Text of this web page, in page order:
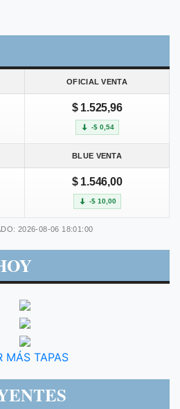
OFICIAL VENTA
$ 1.525,96
-$ 0,54
BLUE VENTA
$ 1.546,00
-$ 10,00
2026-08-06 18:01:00
MÁS TAPAS